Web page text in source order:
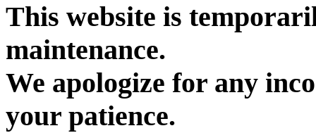
This website is
maintenance.
We apologize for any
your patience.